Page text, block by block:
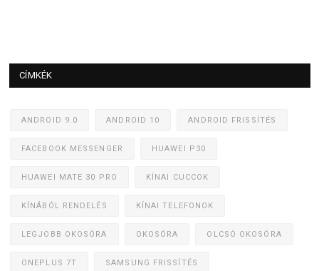
CÍMKÉK
ANDROID 9.0 ANDROID 10 ANDROID FRISSÍTÉS
FACEBOOK MESSENGER HUAWEI P30
HUAWEI MATE 30 PRO KÍNAI CUCCOK
KÍNÁBÓL RENDELÉS KÍNAI TELEFONOK
LEGJOBB OKOSÓRA OKOSÓRA OLCSÓ OKOSÓRA
ONEPLUS 7T SAMSUNG FRISSÍTÉS